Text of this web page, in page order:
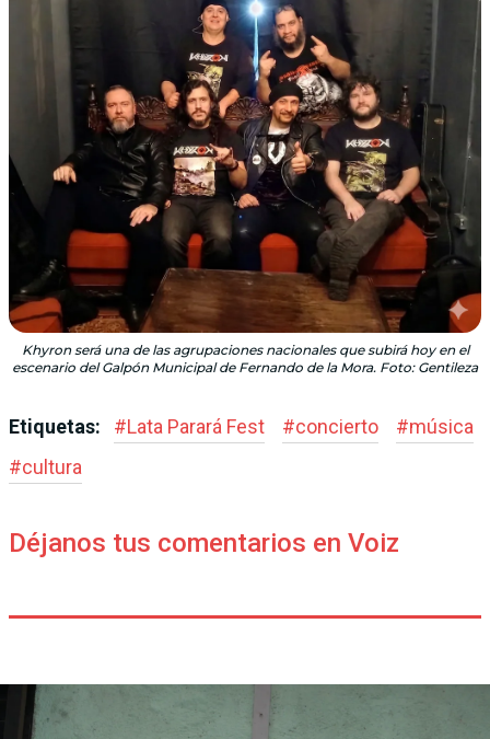
Khyron será una de las agrupaciones nacionales que subirá hoy en el
escenario del Galpón Municipal de Fernando de la Mora. Foto: Gentileza
Etiquetas: #Lata Parará Fest #concierto #música
#cultura
Déjanos tus comentarios en Voiz